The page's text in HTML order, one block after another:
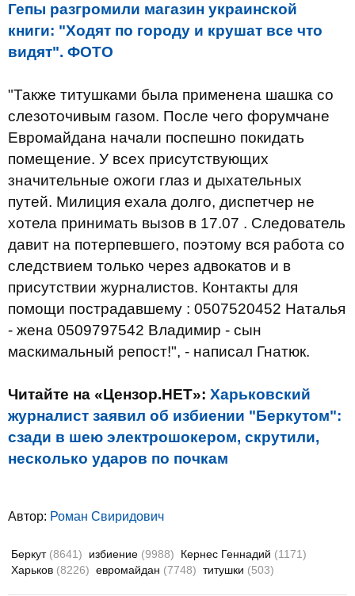
Гепы разгромили магазин украинской
книги: "Ходят по городу и крушат все что
видят". ФОТО
"Также титушками была применена шашка со
слезоточивым газом. После чего форумчане
Евромайдана начали поспешно покидать
помещение. У всех присутствующих
значительные ожоги глаз и дыхательных
путей. Милиция ехала долго, диспетчер не
хотела принимать вызов в 17.07 . Следователь
давит на потерпевшего, поэтому вся работа со
следствием только через адвокатов и в
присутствии журналистов. Контакты для
помощи пострадавшему : 0507520452 Наталья
- жена 0509797542 Владимир - сын
маскимальный репост!", - написал Гнатюк.
Читайте на «Цензор.НЕТ»: Харьковский
журналист заявил об избиении "Беркутом":
сзади в шею электрошокером, скрутили,
несколько ударов по почкам
Автор: Роман Свиридович
Беркут (8641) избиение (9988) Кернес Геннадий (1171)
Харьков (8226) евромайдан (7748) титушки (503)